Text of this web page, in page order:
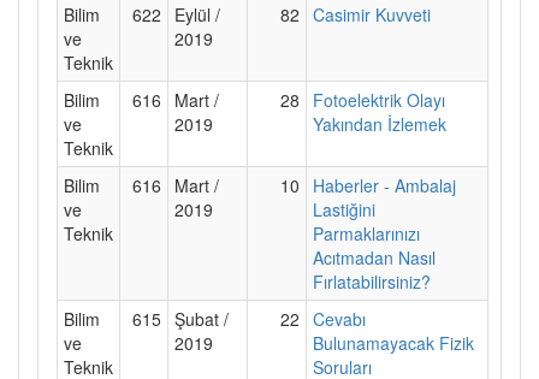
Bilim
ve
Teknik
622
Eylül /
2019
82 Casimir Kuvveti
Bilim
ve
Teknik
616
Mart /
2019
28
Fotoelektrik Olayı
Yakından İzlemek
Bilim
ve
Teknik
616
Mart /
2019
10
Haberler - Ambalaj
Lastiğini
Parmaklarınızı
Acıtmadan Nasıl
Fırlatabilirsiniz?
Bilim
ve
Teknik
615 Şubat /
2019
22 Cevabı
Bulunamayacak Fizik
Soruları